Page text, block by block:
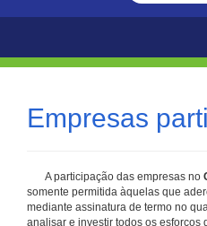
Empresas
A participação das empresas no
somente permitida àquelas que
mediante assinatura de termo no
analisar e investir todos os esforços